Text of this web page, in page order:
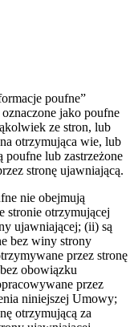
poufne”
jako poufne
ze stron, lub
otrzymująca wie, lub
poufne lub zastrzeżone
stronę ujawniającą.
nie obejmują
stronie otrzymującej
ujawniającej; (ii) są
bez winy strony
przez stronę
obowiązku
przez
niniejszej Umowy;
otrzymującą za